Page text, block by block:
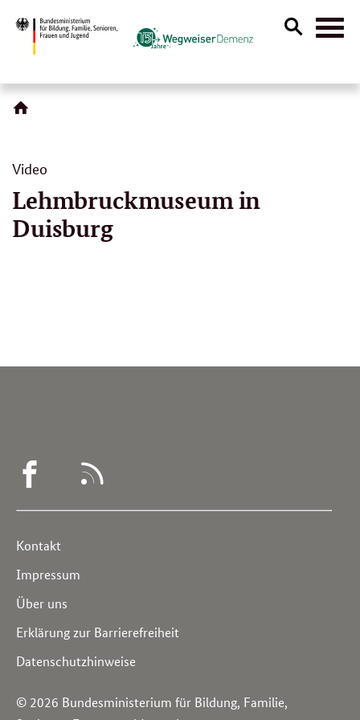
Suche
Lehmbruckmuseum in
Duisburg
Video
WEGWEISER
© 2026 Bundesministerium für Bildung, Familie,
Service
Navigation
Kontakt
Impressum
Über uns
Erklärung zur Barrierefreiheit
Datenschutzhinweise